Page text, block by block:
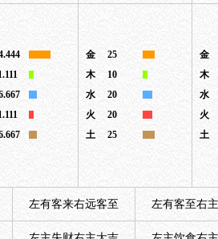
金
25
木
10
水
20
火
20
土
25
金
木
水
火
土
左有客来右远客至 左有客至右